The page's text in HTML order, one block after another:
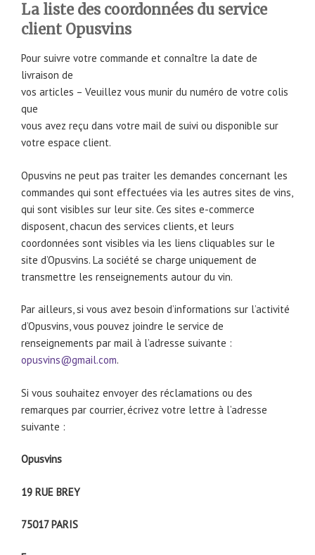
La liste des coordonnées du service
client Opusvins
Pour suivre votre commande et connaître la date de
livraison de
vos articles – Veuillez vous munir du numéro de votre colis
que
vous avez reçu dans votre mail de suivi ou disponible sur
votre espace client.
Opusvins ne peut pas traiter les demandes concernant les
commandes qui sont effectuées via les autres sites de vins,
qui sont visibles sur leur site. Ces sites e-commerce
disposent, chacun des services clients, et leurs
coordonnées sont visibles via les liens cliquables sur le
site d’Opusvins. La société se charge uniquement de
transmettre les renseignements autour du vin.
Par ailleurs, si vous avez besoin d’informations sur l’activité
d’Opusvins, vous pouvez joindre le service de
renseignements par mail à l’adresse suivante :
opusvins@gmail.com.
Si vous souhaitez envoyer des réclamations ou des
remarques par courrier, écrivez votre lettre à l’adresse
suivante :
Opusvins
19 RUE BREY
75017 PARIS